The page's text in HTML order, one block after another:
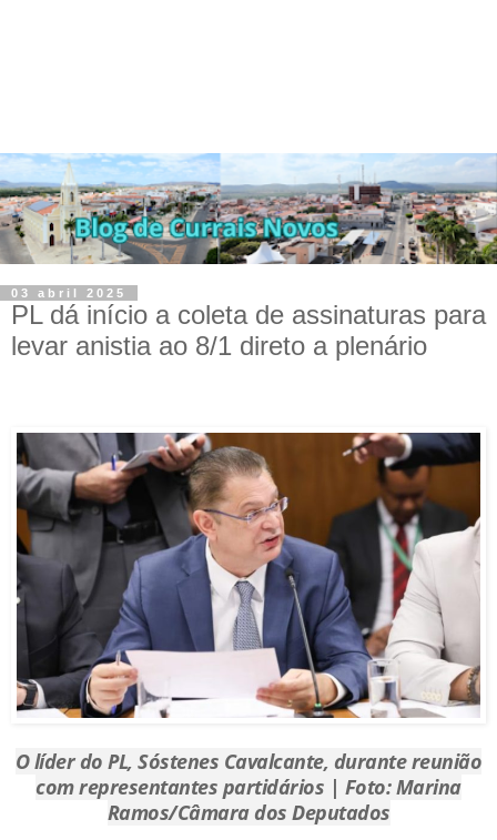
03 abril 2025
PL dá início a coleta de assinaturas para
levar anistia ao 8/1 direto a plenário
O líder do PL, Sóstenes Cavalcante, durante reunião
com representantes partidários | Foto: Marina
Ramos/Câmara dos Deputados